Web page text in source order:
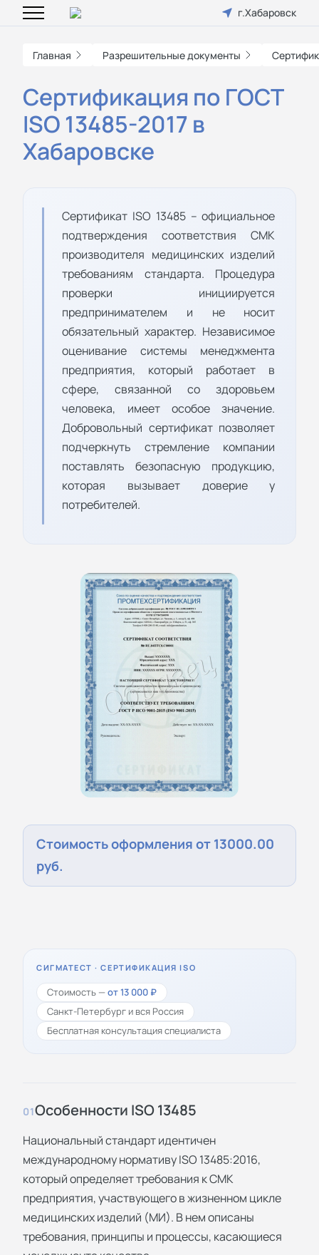
г.Хабаровск
Главная Разрешительные документы
Сертификация по ГОСТ
ISO 13485-2017 в
Хабаровске
Сертификат ISO 13485 – официальное
подтверждения соответствия СМК
производителя медицинских изделий
требованиям стандарта. Процедура
проверки инициируется
предпринимателем и не носит
обязательный характер. Независимое
оценивание системы менеджмента
предприятия, который работает в
сфере, связанной со здоровьем
человека, имеет особое значение.
Добровольный сертификат позволяет
подчеркнуть стремление компании
поставлять безопасную продукцию,
которая вызывает доверие у
потребителей.
Стоимость оформления от 13000.00
руб.
СИГМАТЕСТ · СЕРТИФИКАЦИЯ ISO
Стоимость —от 13 000 ₽
Санкт-Петербург и вся Россия
Бесплатная консультация специалиста
01Особенности ISO 13485
Национальный стандарт идентичен
международному нормативу ISO 13485:2016,
который определяет требования к СМК
предприятия, участвующего в жизненном цикле
медицинских изделий (МИ). В нем описаны
требования, принципы и процессы, касающиеся